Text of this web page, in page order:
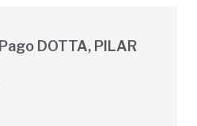
DOTTA, PILAR